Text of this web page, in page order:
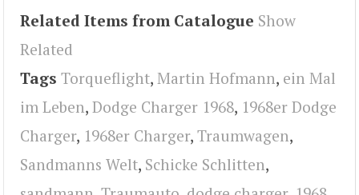
Related Items from Catalogue Show
Related
Tags Torqueflight, Martin Hofmann, ein Mal
im Leben, Dodge Charger 1968, 1968er Dodge
Charger, 1968er Charger, Traumwagen,
Sandmanns Welt, Schicke Schlitten,